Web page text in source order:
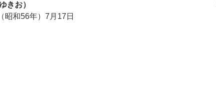
きお）
昭和56年）7月17日